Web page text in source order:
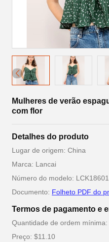
Mulheres de verão
com flor
Detalhes do produto
Lugar de origem: China
Marca: Lancai
Número do modelo:
Documento: Folheto PDF do
Termos de pagamento e
Quantidade de ordem
Preço: $11.10